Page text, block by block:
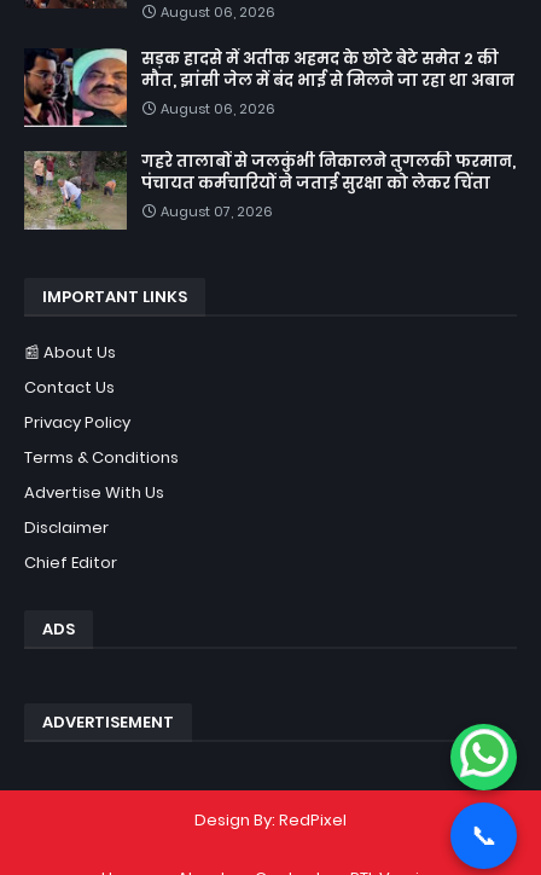
August 06, 2026
सड़क हादसे में अतीक अहमद के छोटे बेटे समेत 2 की
मौत, झांसी जेल में बंद भाई से मिलने जा रहा था अबान
August 06, 2026
गहरे तालाबों से जलकुंभी निकालने तुगलकी फरमान,
पंचायत कर्मचारियों ने जताई सुरक्षा को लेकर चिंता
August 07, 2026
IMPORTANT LINKS
📰 About Us
Contact Us
Privacy Policy
Terms & Conditions
Advertise With Us
Disclaimer
Chief Editor
ADS
ADVERTISEMENT
📞
Design By: RedPixel